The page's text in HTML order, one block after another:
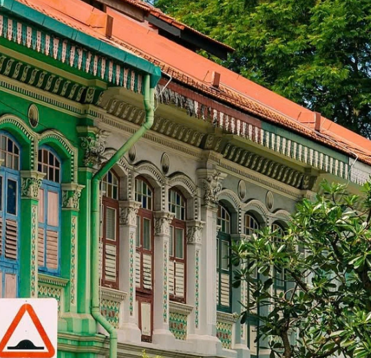
Hang Heo – bãi đá kỹ vĩ ở Nha Trang
‘Săn’ bình
Phú Thọ